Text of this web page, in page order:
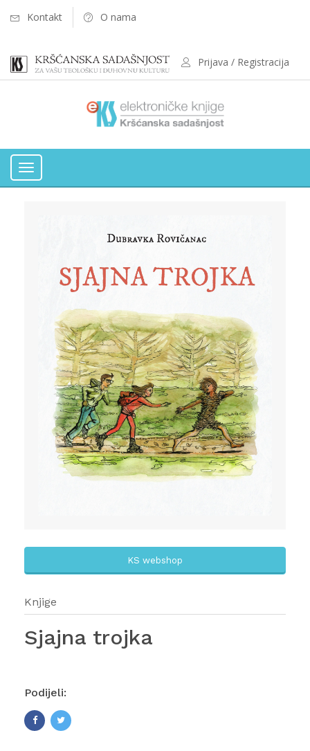
Kontakt O nama
Prijava / Registracija
Toggle
KS webshop
Knjige
Sjajna trojka
Podijeli: